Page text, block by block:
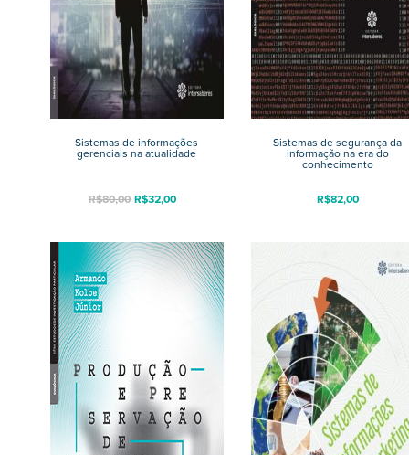
Sistemas de informações
gerenciais na atualidade
R$80,00 R$32,00
Sistemas de segurança da
informação na era do
conhecimento
R$82,00